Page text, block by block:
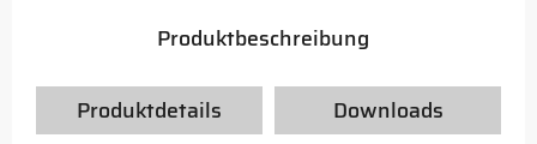
Produktbeschreibung
Produktdetails Downloads